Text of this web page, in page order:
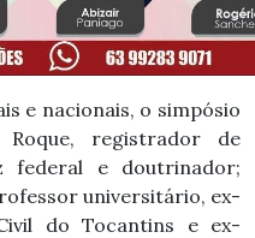
e nacionais, o simpósio
registrador de
federal e doutrinador;
universitário, ex-
do Tocantins e ex-